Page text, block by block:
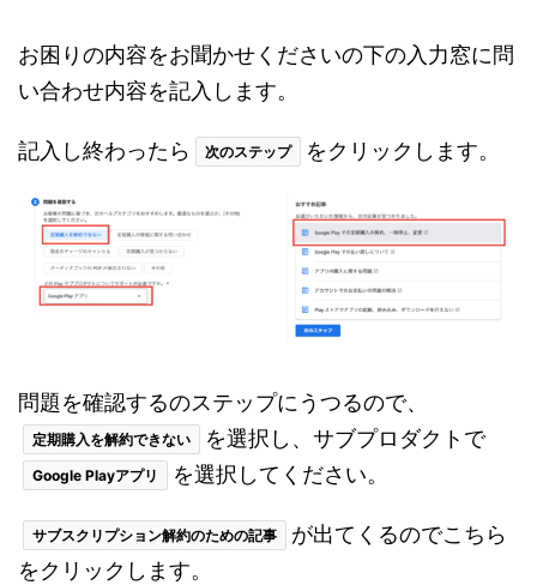
お困りの内容をお聞かせくださいの下の入力窓に問
い合わせ内容を記入します。
記入し終わったら 次のステップ をクリックします。
問題を確認するのステップにうつるので、
定期購入を解約できない を選択し、サブプロダクトで
Google Playアプリ を選択してください。
サブスクリプション解約のための記事
が出てくるのでこちら
をクリックします。